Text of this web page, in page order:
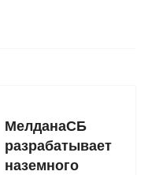
МелданаСБ
разрабатывает
наземного